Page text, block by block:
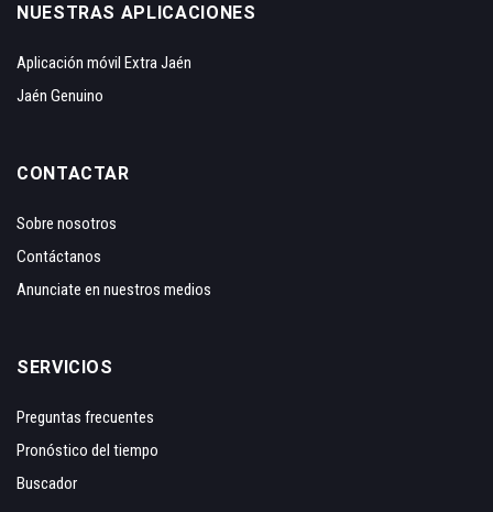
NUESTRAS APLICACIONES
Aplicación móvil Extra Jaén
Jaén Genuino
CONTACTAR
Sobre nosotros
Contáctanos
Anunciate en nuestros medios
SERVICIOS
Preguntas frecuentes
Pronóstico del tiempo
Buscador